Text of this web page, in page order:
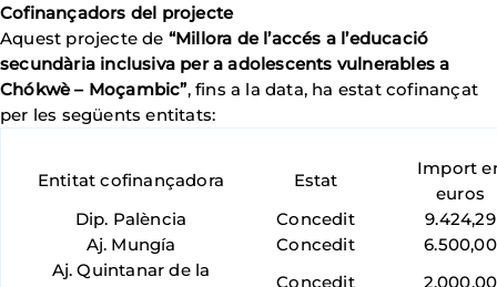
Cofinançadors del projecte
Aquest projecte de “Millora de l’accés a l’educació
secundària inclusiva per a adolescents vulnerables a
Chókwè – Moçambic”, fins a la data, ha estat cofinançat
per les següents entitats:
Entitat cofinançadora Estat
Import
euros
Dip. Palència
Concedit
9.424,29
Aj. Mungía
Concedit
6.500,00
Aj. Quintanar de la
Concedit
2.000,00